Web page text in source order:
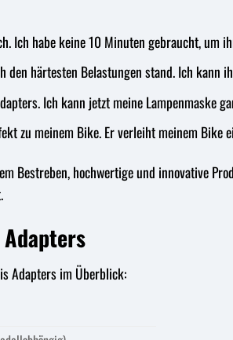
Ich habe keine 10 Minuten gebraucht, um
härtesten Belastungen stand. Ich kann
Ich kann jetzt meine Lampenmaske
zu meinem Bike. Er verleiht meinem Bike
Bestreben, hochwertige und innovative
Adapters im Überblick: